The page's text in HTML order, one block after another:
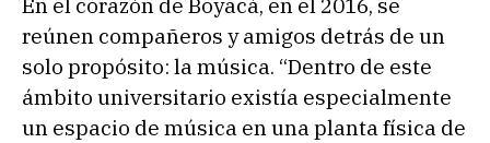
reúnen compañeros y amigos detrás de un
solo propósito: la música. “Dentro de este
ámbito universitario existía especialmente
un espacio de música en una planta física de